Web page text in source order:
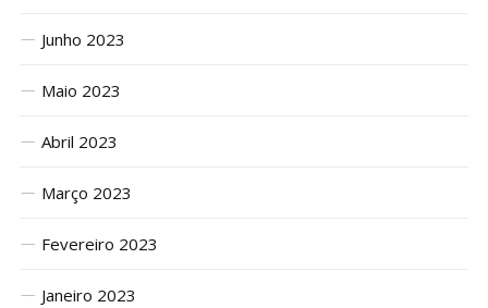
Junho 2023
Maio 2023
Abril 2023
Março 2023
Fevereiro 2023
Janeiro 2023